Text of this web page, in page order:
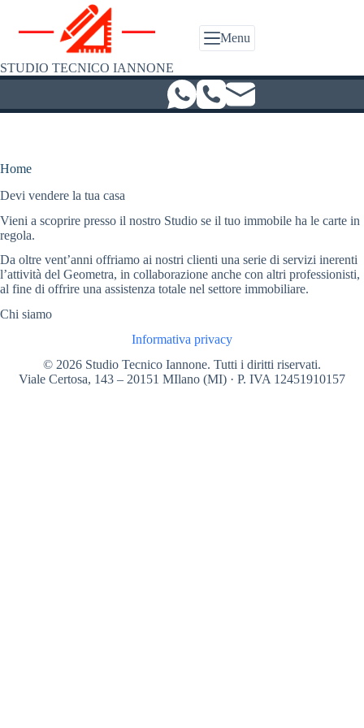
contenuto
STUDIO TECNICO IANNONE
Menu
Home
Devi vendere la tua casa
Vieni a scoprire presso il nostro Studio se il tuo immobile ha le carte in
regola.
Da oltre vent’anni offriamo ai nostri clienti una serie di servizi inerenti
l’attività del Geometra, in collaborazione anche con altri professionisti,
al fine di offrire una assistenza totale nel settore immobiliare.
Chi siamo
Informativa privacy
© 2026 Studio Tecnico Iannone. Tutti i diritti riservati.
Viale Certosa, 143 – 20151 MIlano (MI) · P. IVA 12451910157